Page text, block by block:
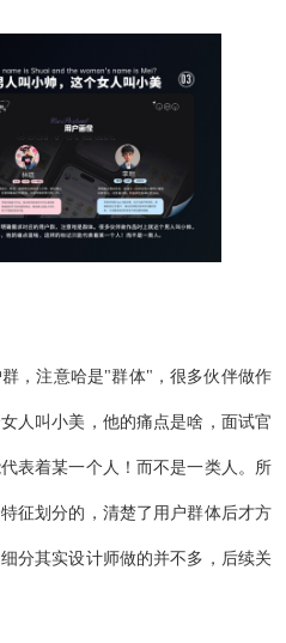
，注意哈是"群体"，很多伙伴做作
人叫小美，他的痛点是啥，面试官
表着某一个人！而不是一类人。所
征划分的，清楚了用户群体后才方
分其实设计师做的并不多，后续关